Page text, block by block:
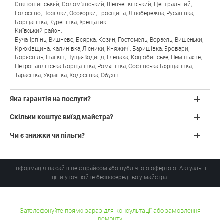
Святошинський, Солом'янський, Шевченківський, Центральний,
Голосіїво, Позняки, Осокорки, Троєщина, Лівобережна, Русанівка,
Борщагівка, Куренівка, Хрещатик.
Київський район:
Буча, Ірпінь, Вишневе, Боярка, Козин, Гостомель, Ворзель, Вишеньки,
Крюківщина, Калинівка, Лісники, Княжичі, Баришівка, Бровари,
Бориспіль, Іванків, Пуща-Водиця, Глеваха, Коцюбинське, Немішаєве,
Петропавлівська Борщагівка, Романівка, Софіївська Борщагівка,
Тарасівка, Українка, Ходосіївка, Обухів.
Яка гарантія на послуги?
Скільки коштує виїзд майстра?
Чи є знижки чи пільги?
Інформація на сайті не є прайсом або публічною офертою. Актуальні
ціни уточнюйте безпосередньо у майстра.
Зателефонуйте прямо зараз для консультації або замовлення
ремонту